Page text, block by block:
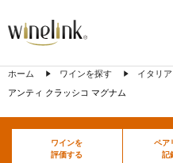
ホーム ワインを探す イタリア
アンティ クラッシコ マグナム
ワインを
評価する
ペア
記